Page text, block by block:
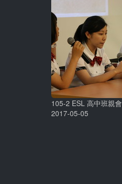
105-2 ESL 高中班親會
2017-05-05